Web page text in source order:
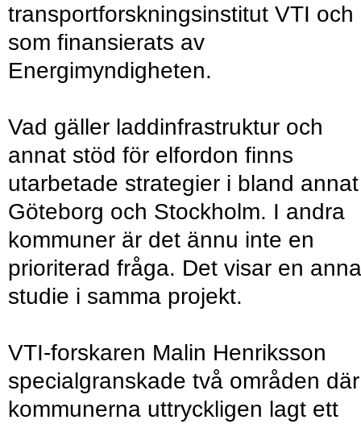
transportforskningsinstitut VTI och
som finansierats av
Energimyndigheten.
Vad gäller laddinfrastruktur och
annat stöd för elfordon finns
utarbetade strategier i bland annat
Göteborg och Stockholm. I andra
kommuner är det ännu inte en
prioriterad fråga. Det visar en
studie i samma projekt.
VTI-forskaren Malin Henriksson
specialgranskade två områden där
kommunerna uttryckligen lagt ett